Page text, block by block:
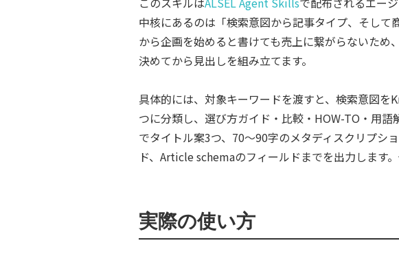
中核にあるのは「検索意図から記事タイプ、そして
から企画を始めると書けても売上に繋がらないた
決めてから見出しを組み立てます。
具体的には、対象キーワードを渡すと、検索意図
つに分類し、選び方ガイド・比較・HOW-TO・用
でタイトル案3つ、70〜90字のメタディスクリプシ
ド、Article schemaのフィールドまでを出力します
実際の使い方